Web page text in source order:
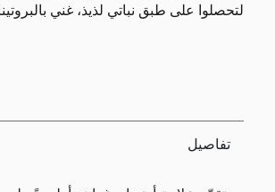
لتحصلوا على طبق نباتي لذيذ، غني
تفاصيل